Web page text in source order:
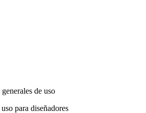
de uso
para diseñadores